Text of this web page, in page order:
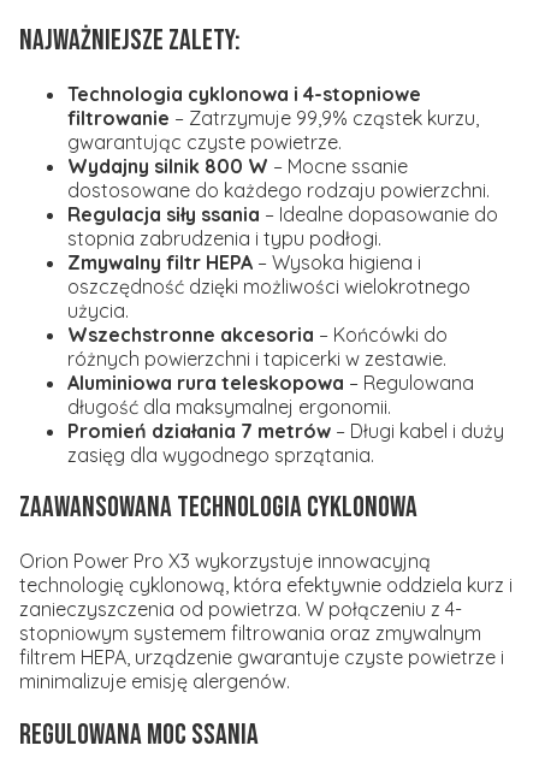
Najważniejsze zalety:
Technologia cyklonowa i 4-stopniowe
filtrowanie – Zatrzymuje 99,9% cząstek kurzu,
gwarantując czyste powietrze.
Wydajny silnik 800 W – Mocne ssanie
dostosowane do każdego rodzaju powierzchni.
Regulacja siły ssania – Idealne dopasowanie do
stopnia zabrudzenia i typu podłogi.
Zmywalny filtr HEPA – Wysoka higiena i
oszczędność dzięki możliwości wielokrotnego
użycia.
Wszechstronne akcesoria – Końcówki do
różnych powierzchni i tapicerki w zestawie.
Aluminiowa rura teleskopowa – Regulowana
długość dla maksymalnej ergonomii.
Promień działania 7 metrów – Długi kabel i duży
zasięg dla wygodnego sprzątania.
Zaawansowana technologia cyklonowa
Orion Power Pro X3 wykorzystuje innowacyjną
technologię cyklonową, która efektywnie oddziela kurz i
zanieczyszczenia od powietrza. W połączeniu z 4-
stopniowym systemem filtrowania oraz zmywalnym
filtrem HEPA, urządzenie gwarantuje czyste powietrze i
minimalizuje emisję alergenów.
Regulowana moc ssania